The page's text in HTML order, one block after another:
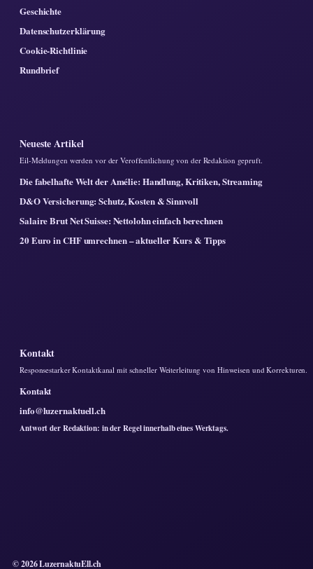
Geschichte
Datenschutzerklärung
Cookie-Richtlinie
Rundbrief
Neueste Artikel
Eil-Meldungen werden vor der Veroffentlichung von der Redaktion gepruft.
Die fabelhafte Welt der Amélie: Handlung, Kritiken, Streaming
D&O Versicherung: Schutz, Kosten & Sinnvoll
Salaire Brut Net Suisse: Nettolohn einfach berechnen
20 Euro in CHF umrechnen – aktueller Kurs & Tipps
Kontakt
Responsestarker Kontaktkanal mit schneller Weiterleitung von Hinweisen und Korrekturen.
Kontakt
info@luzernaktuell.ch
Antwort der Redaktion: in der Regel innerhalb eines Werktags.
© 2026 LuzernaktuEll.ch